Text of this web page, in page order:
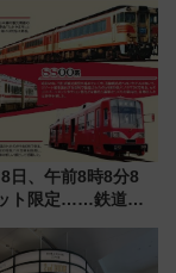
日、午前8時8分8
ト限定……鉄道各